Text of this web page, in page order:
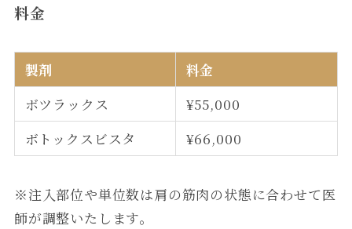
料金
製剤
料金
ボツラックス
¥55,000
ボトックスビスタ
¥66,000
※注入部位や単位数は肩の筋肉の状態に合わせて医
師が調整いたします。